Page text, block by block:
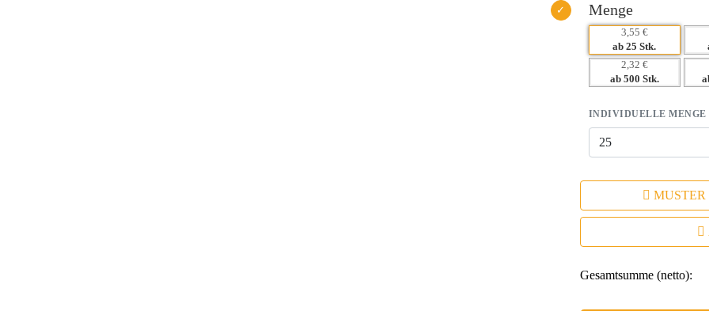
Menge
3,55 €
ab 25 Stk.
2,32 €
ab 500 Stk.
INDIVIDUELLE MENGE
MUSTER
Gesamtsumme (netto):